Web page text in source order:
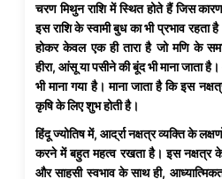
चरण मिथुन राशि में स्थित होते हैं जिस
इस राशि के स्वामी बुध का भी प्रभाव रहता
होकर केवल एक ही तारा है जो मणि के
हीरा, आंसू या पसीने की बूंद भी माना जाता
भी माना गया है। माना जाता है कि इस
कृषि के लिए शुभ होती है।
हिंदू ज्योतिष में, आर्द्रा नक्षत्र व्यक्ति के
करने में बहुत महत्व रखता है। इस नक्षत्र
और साहसी स्वभाव के साथ ही,